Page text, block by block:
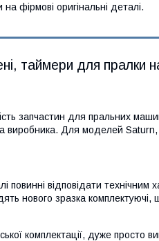
на фірмові оригінальні деталі.
таймери для пралки
запчастин для пральних
виробника. Для моделей Saturn,
повинні відповідати технічним
нового зразка комплектуючі,
комплектації, дуже просто